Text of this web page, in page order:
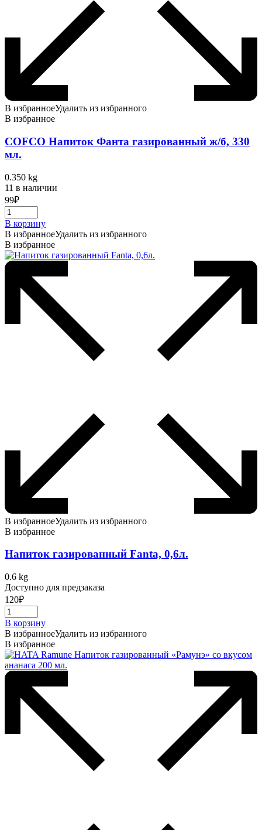
В избранноеУдалить из избранного
В избранное
COFCO Напиток Фанта газированный ж/б, 330
мл.
0.350 kg
11 в наличии
99₽
В корзину
В избранноеУдалить из избранного
В избранное
В избранноеУдалить из избранного
В избранное
Напиток газированный Fanta, 0,6л.
0.6 kg
Доступно для предзаказа
120₽
В корзину
В избранноеУдалить из избранного
В избранное